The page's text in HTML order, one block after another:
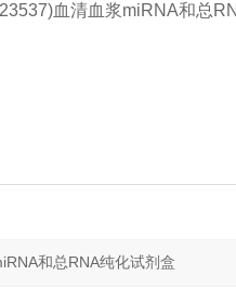
血清血浆miRNA和总